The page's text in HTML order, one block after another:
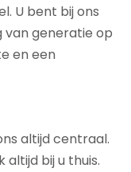
U bent bij ons
van generatie op
en een
altijd centraal.
altijd bij u thuis.